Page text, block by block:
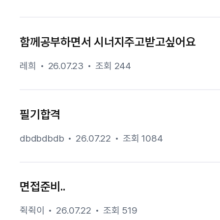
함께공부하면서 시너지주고받고싶어요
레희 26.07.23 조회 244
필기합격
dbdbdbdb 26.07.22 조회 1084
면접준비..
쥑쥑이 26.07.22 조회 519